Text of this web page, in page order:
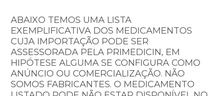
ABAIXO TEMOS UMA LISTA
EXEMPLIFICATIVA DOS MEDICAMENTOS
CUJA IMPORTAÇÃO PODE SER
ASSESSORADA PELA PRIMEDICIN, EM
HIPÓTESE ALGUMA SE CONFIGURA COMO
ANÚNCIO OU COMERCIALIZAÇÃO. NÃO
SOMOS FABRICANTES. O MEDICAMENTO